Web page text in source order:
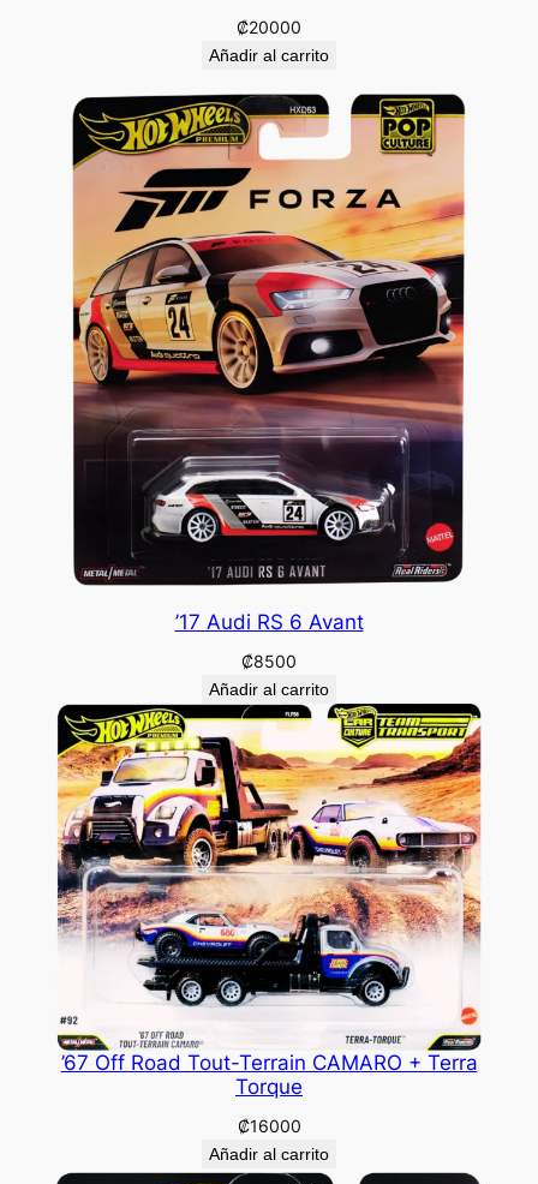
₡20000
Añadir al carrito
’17 Audi RS 6 Avant
₡8500
Añadir al carrito
’67 Off Road Tout-Terrain CAMARO + Terra
Torque
₡16000
Añadir al carrito